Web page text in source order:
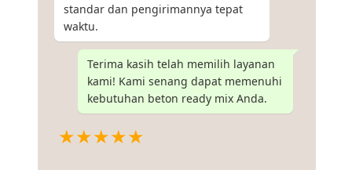
standar dan pengirimannya tepat
waktu.
Terima kasih telah memilih layanan
kami! Kami senang dapat memenuhi
kebutuhan beton ready mix Anda.
★★★★★